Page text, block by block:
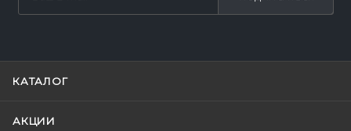
КАТАЛОГ
АКЦИИ